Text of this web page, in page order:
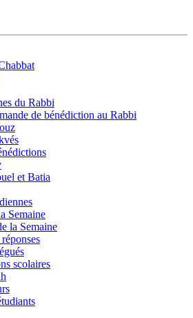
du Rabbi
de bénédiction au Rabbi
et Batia
Semaine
la Semaine
scolaires